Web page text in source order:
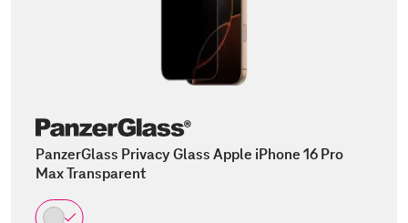
PanzerGlass Privacy Glass Apple iPhone 16 Pro
Max Transparent